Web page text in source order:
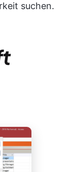
suchen.